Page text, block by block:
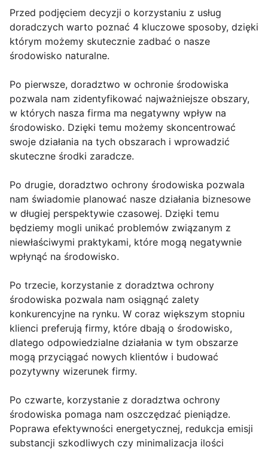
Przed podjęciem decyzji o korzystaniu z usług
doradczych warto poznać 4 kluczowe sposoby, dzięki
którym możemy skutecznie zadbać o nasze
środowisko naturalne.
Po pierwsze, doradztwo w ochronie środowiska
pozwala nam zidentyfikować najważniejsze obszary,
w których nasza firma ma negatywny wpływ na
środowisko. Dzięki temu możemy skoncentrować
swoje działania na tych obszarach i wprowadzić
skuteczne środki zaradcze.
Po drugie, doradztwo ochrony środowiska pozwala
nam świadomie planować nasze działania biznesowe
w długiej perspektywie czasowej. Dzięki temu
będziemy mogli unikać problemów związanym z
niewłaściwymi praktykami, które mogą negatywnie
wpłynąć na środowisko.
Po trzecie, korzystanie z doradztwa ochrony
środowiska pozwala nam osiągnąć zalety
konkurencyjne na rynku. W coraz większym stopniu
klienci preferują firmy, które dbają o środowisko,
dlatego odpowiedzialne działania w tym obszarze
mogą przyciągać nowych klientów i budować
pozytywny wizerunek firmy.
Po czwarte, korzystanie z doradztwa ochrony
środowiska pomaga nam oszczędzać pieniądze.
Poprawa efektywności energetycznej, redukcja emisji
substancji szkodliwych czy minimalizacja ilości